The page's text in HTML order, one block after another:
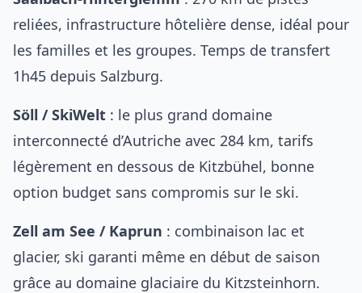
reliées, infrastructure hôtelière dense, idéal pour
les familles et les groupes. Temps de transfert
1h45 depuis Salzburg.
Söll / SkiWelt : le plus grand domaine
interconnecté d’Autriche avec 284 km, tarifs
légèrement en dessous de Kitzbühel, bonne
option budget sans compromis sur le ski.
Zell am See / Kaprun : combinaison lac et
glacier, ski garanti même en début de saison
grâce au domaine glaciaire du Kitzsteinhorn.